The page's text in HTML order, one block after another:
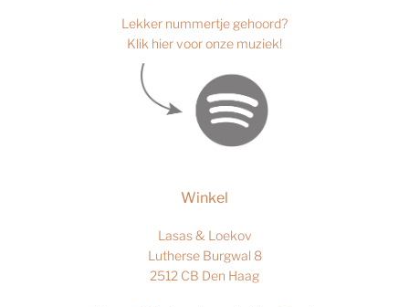
Lekker nummertje gehoord?
Klik hier voor onze muziek!
Winkel
Lasas & Loekov
Lutherse Burgwal 8
2512 CB Den Haag